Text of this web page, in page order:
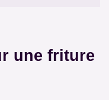
une friture